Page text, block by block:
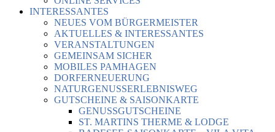
INTERESSANTES
NEUES VOM BÜRGERMEISTER
AKTUELLES & INTERESSANTES
VERANSTALTUNGEN
GEMEINSAM SICHER
MOBILES PAMHAGEN
DORFERNEUERUNG
NATURGENUSSERLEBNISWEG
GUTSCHEINE & SAISONKARTE
GENUSSGUTSCHEINE
ST. MARTINS THERME & LODGE